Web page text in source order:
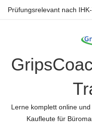
ZumPrüfungsrelevant nach
Lerne komplett online
Kaufleute für